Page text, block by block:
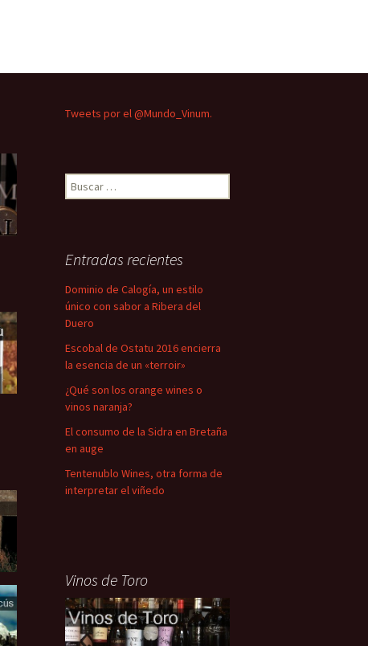
Tweets por el @Mundo_Vinum.
Buscar:
Entradas recientes
Dominio de Calogía, un estilo
único con sabor a Ribera del
Duero
Escobal de Ostatu 2016 encierra
la esencia de un «terroir»
¿Qué son los orange wines o
vinos naranja?
El consumo de la Sidra en Bretaña
en auge
Tentenublo Wines, otra forma de
interpretar el viñedo
Vinos de Toro